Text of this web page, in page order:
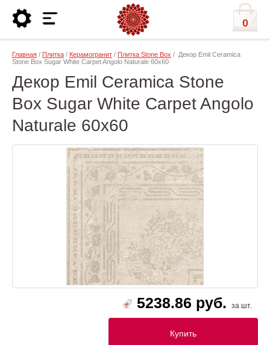
0
Главная / Плитка / Керамогранит / Плитка Stone Box / Декор Emil Ceramica
Stone Box Sugar White Carpet Angolo Naturale 60х60
Декор Emil Ceramica Stone
Box Sugar White Carpet Angolo
Naturale 60х60
5238.86 руб. за шт.
Купить